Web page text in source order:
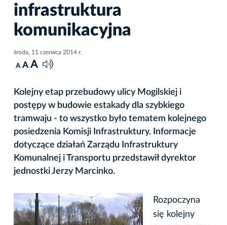
infrastruktura
komunikacyjna
środa, 11 czerwca 2014 r.
A A A
Kolejny etap przebudowy ulicy Mogilskiej i
postępy w budowie estakady dla szybkiego
tramwaju - to wszystko było tematem kolejnego
posiedzenia Komisji Infrastruktury. Informacje
dotyczące działań Zarządu Infrastruktury
Komunalnej i Transportu przedstawił dyrektor
jednostki Jerzy Marcinko.
Rozpoczyna
się kolejny